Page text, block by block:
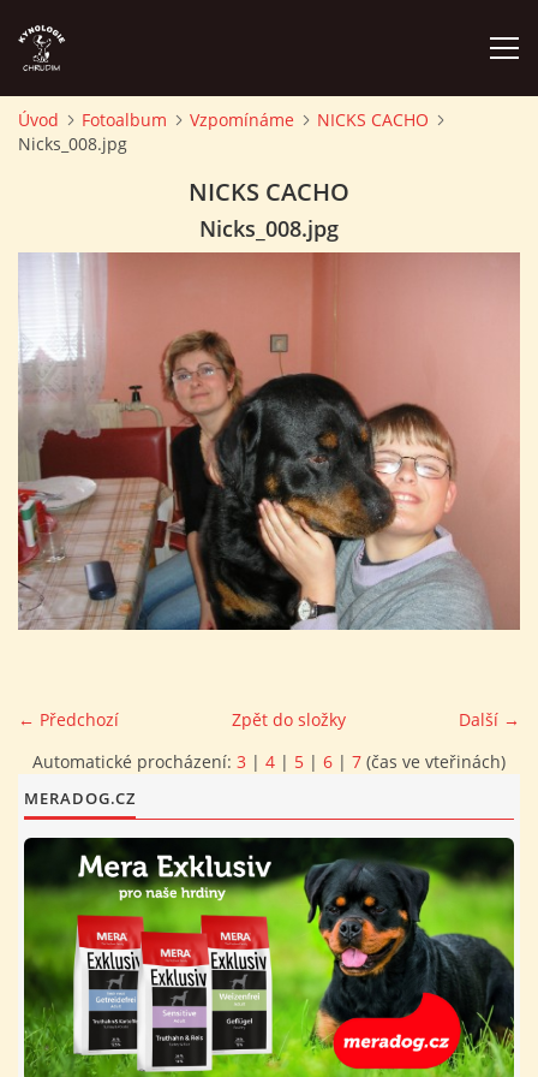
ÚVOD
PSÍ AKADEMIE
PŘÍSPĚVKY A POPLATKY
KONTAKTY KK
FOTOALBUM
O NÁS - HISTORIE A SOUČASNOST
AVZO TSČ ČR CHRUDIM P.S.
VÝBOR KK
Úvod Fotoalbum Vzpomínáme
NICKS CACHO
Nicks_008.jpg
NICKS CACHO
Nicks_008.jpg
← Předchozí Další →
Zpět do složky
Automatické procházení: 3 | 4 | 5 | 6 | 7 (čas ve vteřinách)
MERADOG.CZ